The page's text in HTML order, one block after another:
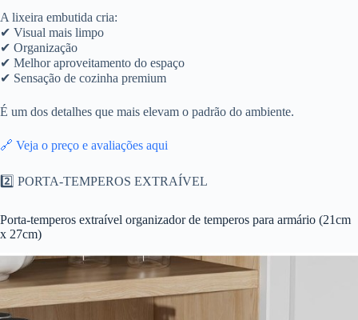
A lixeira embutida cria:
✔ Visual mais limpo
✔ Organização
✔ Melhor aproveitamento do espaço
✔ Sensação de cozinha premium
É um dos detalhes que mais elevam o padrão do ambiente.
🔗 Veja o preço e avaliações aqui
2️⃣ PORTA-TEMPEROS EXTRAÍVEL
Porta-temperos extraível organizador de temperos para armário (21cm
x 27cm)